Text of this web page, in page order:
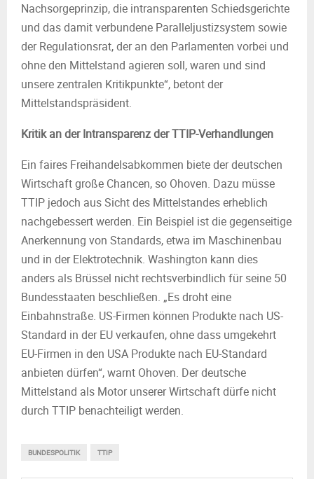
Nachsorgeprinzip, die intransparenten Schiedsgerichte
und das damit verbundene Paralleljustizsystem sowie
der Regulationsrat, der an den Parlamenten vorbei und
ohne den Mittelstand agieren soll, waren und sind
unsere zentralen Kritikpunkte“, betont der
Mittelstandspräsident.
Kritik an der Intransparenz der TTIP-Verhandlungen
Ein faires Freihandelsabkommen biete der deutschen
Wirtschaft große Chancen, so Ohoven. Dazu müsse
TTIP jedoch aus Sicht des Mittelstandes erheblich
nachgebessert werden. Ein Beispiel ist die gegenseitige
Anerkennung von Standards, etwa im Maschinenbau
und in der Elektrotechnik. Washington kann dies
anders als Brüssel nicht rechtsverbindlich für seine 50
Bundesstaaten beschließen. „Es droht eine
Einbahnstraße. US-Firmen können Produkte nach US-
Standard in der EU verkaufen, ohne dass umgekehrt
EU-Firmen in den USA Produkte nach EU-Standard
anbieten dürfen“, warnt Ohoven. Der deutsche
Mittelstand als Motor unserer Wirtschaft dürfe nicht
durch TTIP benachteiligt werden.
BUNDESPOLITIK TTIP